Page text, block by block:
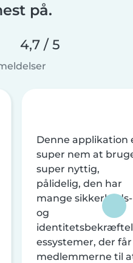
på.
4,7 / 5
Denne applikation
super nem at
super nyttig,
pålidelig, den har
mange sikkerheds-
og
essystemer, der får
medlemmerne til